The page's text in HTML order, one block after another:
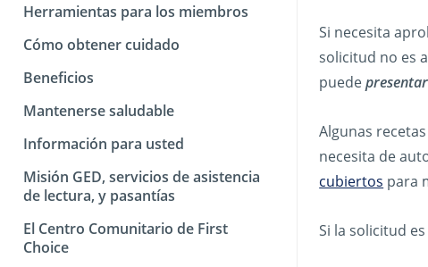
Herramientas para los miembros
Cómo obtener cuidado
Beneficios
Mantenerse saludable
Información para usted
Misión GED, servicios de asistencia
de lectura, y pasantías
El Centro Comunitario de First
Choice
Si necesita
solicitud no es
puede
Algunas
necesita de
cubiertos para
Si la solicitud